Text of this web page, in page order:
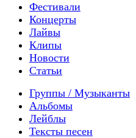
Фестивали
Концерты
Лайвы
Клипы
Новости
Статьи
Группы / Музыканты
Альбомы
Лейблы
Тексты песен